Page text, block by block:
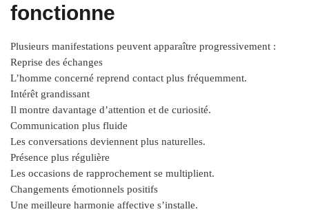
fonctionne
Plusieurs manifestations peuvent apparaître progressivement :
Reprise des échanges
L’homme concerné reprend contact plus fréquemment.
Intérêt grandissant
Il montre davantage d’attention et de curiosité.
Communication plus fluide
Les conversations deviennent plus naturelles.
Présence plus régulière
Les occasions de rapprochement se multiplient.
Changements émotionnels positifs
Une meilleure harmonie affective s’installe.